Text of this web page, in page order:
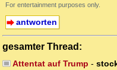
For entertainment purposes only.
antworten
gesamter Thread:
Attentat auf Trump -